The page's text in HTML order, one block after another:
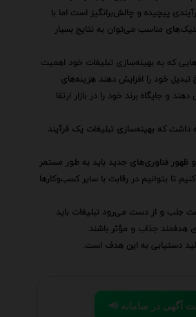
پیچیده و چالش‌برانگیز است اما با
مناسب می‌توان به نتایج بسیار
که به بهینه‌سازی تبلیغات خود اهمیت
خود را افزایش دهند هزینه‌های
و جایگاه برند خود را در بازار ارتقا
داشت که بهینه‌سازی تبلیغات یک فرآیند
و ظهور فناوری‌های جدید باید به طور مستمر
تا بتوانیم در رقابت با سایر کسب‌وکارها
جلب و از دست می‌رود تبلیغات باید
هدفمند جذاب و مؤثر باشند.
دستیابی به این هدف است.
ثبت آگهی در سامانه